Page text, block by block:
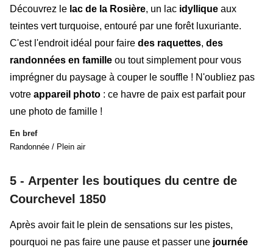
Découvrez le lac de la Rosière, un lac idyllique aux
teintes vert turquoise, entouré par une forêt luxuriante.
C'est l'endroit idéal pour faire des raquettes, des
randonnées en famille ou tout simplement pour vous
imprégner du paysage à couper le souffle ! N'oubliez pas
votre appareil photo : ce havre de paix est parfait pour
une photo de famille !
En bref
Randonnée / Plein air
5 - Arpenter les boutiques du centre de
Courchevel 1850
Après avoir fait le plein de sensations sur les pistes,
pourquoi ne pas faire une pause et passer une journée